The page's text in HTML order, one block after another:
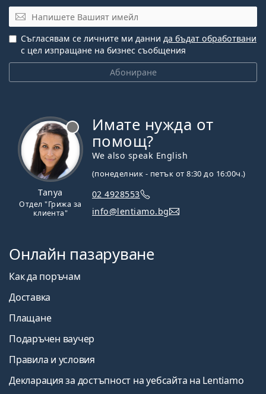
Имейл
Абониране
Съгласявам се личните ми данни да бъдат обработвани
с цел изпращане на бизнес съобщения
Tanya
Отдел "Грижа за
клиента"
Имате нужда от
помощ?
We also speak English
(понеделник - петък от 8:30 до 16:00ч.)
02 4928553
info@lentiamo.bg
Онлайн пазаруване
Как да поръчам
Доставка
Плащане
Подаръчен ваучер
Правила и условия
Декларация за достъпност на уебсайта на Lentiamo